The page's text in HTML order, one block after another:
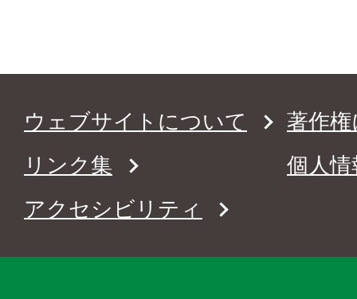
ウェブサイトについて
著作
リンク集
個人
アクセシビリティ